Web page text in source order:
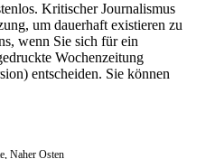
Kritischer Journalismus
um dauerhaft existieren zu
wenn Sie sich für ein
Wochenzeitung
entscheiden. Sie können
, Naher Osten